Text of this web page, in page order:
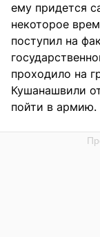
ему придется
некоторое
поступил на
проходило на
Кушанашвили
пойти в армию.